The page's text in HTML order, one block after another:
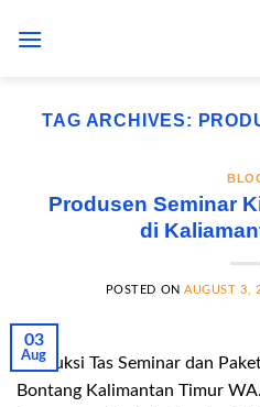
TAG ARCHIVES:
Produsen Seminar
di
POSTED ONAUGUST 3,
03
Aug
Produksi Tas Seminar dan
Bontang Kalimantan Timur